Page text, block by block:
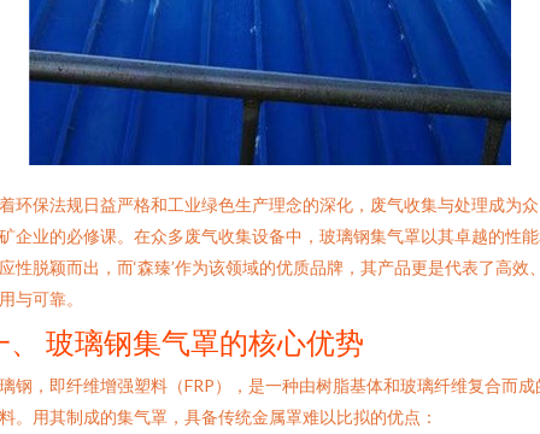
环保法规日益严格和工业绿色生产理念的深化，废气收集与处理成为
企业的必修课。在众多废气收集设备中，玻璃钢集气罩以其卓越的性
性脱颖而出，而‘森臻’作为该领域的优质品牌，其产品更是代表了高效
与可靠。
、 玻璃钢集气罩的核心优势
钢，即纤维增强塑料（FRP），是一种由树脂基体和玻璃纤维复合而成
。用其制成的集气罩，具备传统金属罩难以比拟的优点：